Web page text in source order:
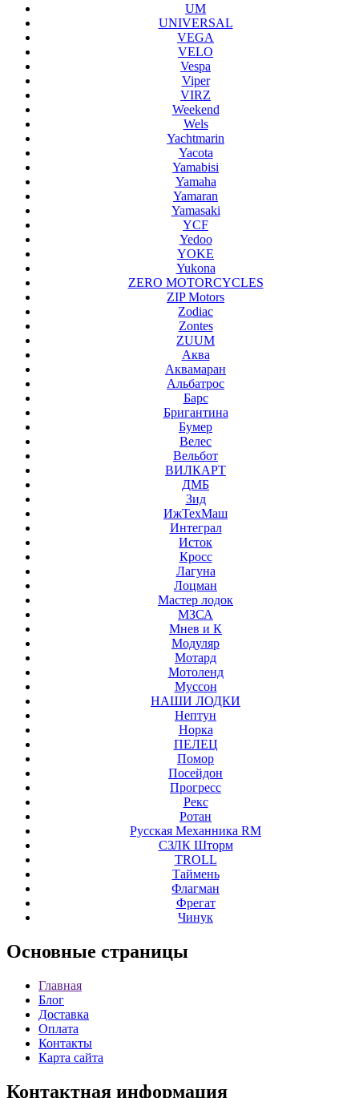
UM
UNIVERSAL
VEGA
VELO
Vespa
Viper
VIRZ
Weekend
Wels
Yachtmarin
Yacota
Yamabisi
Yamaha
Yamaran
Yamasaki
YCF
Yedoo
YOKE
Yukona
ZERO MOTORCYCLES
ZIP Motors
Zodiac
Zontes
ZUUM
Аква
Аквамаран
Альбатрос
Барс
Бригантина
Бумер
Велес
Вельбот
ВИЛКАРТ
ДМБ
Зид
ИжТехМаш
Интеграл
Исток
Кросс
Лагуна
Лоцман
Мастер лодок
МЗСА
Мнев и К
Модуляр
Мотард
Мотоленд
Муссон
НАШИ ЛОДКИ
Нептун
Норка
ПЕЛЕЦ
Помор
Посейдон
Прогресс
Рекс
Ротан
Русская Механника RM
СЗЛК Шторм
ТROLL
Таймень
Флагман
Фрегат
Чинук
Основные страницы
Главная
Блог
Доставка
Оплата
Контакты
Карта сайта
Контактная информация